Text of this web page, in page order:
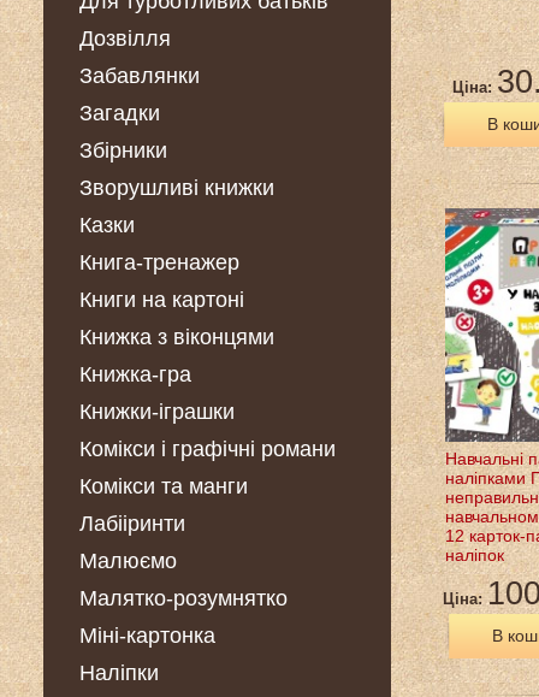
Дозвілля
Забавлянки
Загадки
Збірники
Зворушливі книжки
Казки
Книга-тренажер
Книги на картоні
Книжка з віконцями
Книжка-гра
Книжки-іграшки
Комікси і графічні романи
Комікси та манги
Лабііринти
Малюємо
Малятко-розумнятко
Міні-картонка
Наліпки
Ціна:
В
Навчальні
наліпками
12 карток-
наліпок
Ціна:
В